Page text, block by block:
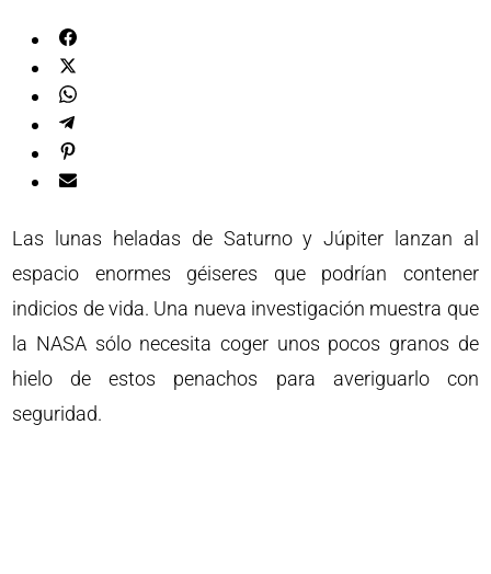
Las lunas heladas de Saturno y Júpiter lanzan al
espacio enormes géiseres que podrían contener
indicios de vida. Una nueva investigación muestra que
la NASA sólo necesita coger unos pocos granos de
hielo de estos penachos para averiguarlo con
seguridad.